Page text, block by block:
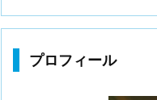
プロフィール